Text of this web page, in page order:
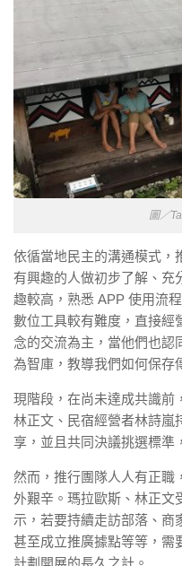
圖／
依循當地民主的溝通模式，
有興趣的人做初步了解、充
趣較高，熟悉 APP 使用流
數位工具較有難度，直接經
念的交流為主，當他們也認
為智庫，教導我們如何保存
現階段，在尚未達成共識前
林正文、民宿經營者林詩嵐
享，並且共同決議挑選標準
然而，推行團隊人人有正職
外艱辛。瑪拉歐斯、林正文
示，若要持續走訪部落、商
甚至成立推廣據點等等，需